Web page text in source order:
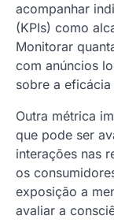
acompanhar
(KPIs) como
Monitorar
com anúncios
sobre a
Outra métrica
que pode ser
interações nas
os
exposição a
avaliar a